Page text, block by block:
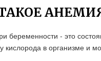
беременности - это
кислорода в организме и